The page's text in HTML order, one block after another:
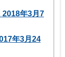
2018年3月7
年3月24